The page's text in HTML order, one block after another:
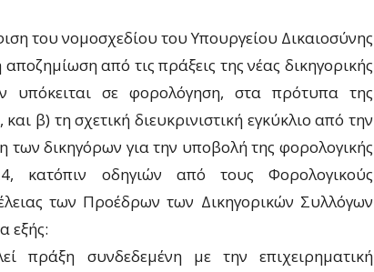
του νομοσχεδίου του Υπουργείου Δικαιοσύνης
από τις πράξεις της νέας δικηγορικής
υπόκειται σε φορολόγηση, στα πρότυπα της
και β) τη σχετική διευκρινιστική εγκύκλιο από την
των δικηγόρων για την υποβολή της φορολογικής
κατόπιν οδηγιών από τους Φορολογικούς
των Προέδρων των Δικηγορικών Συλλόγων
εξής:
πράξη συνδεδεμένη με την επιχειρηματική